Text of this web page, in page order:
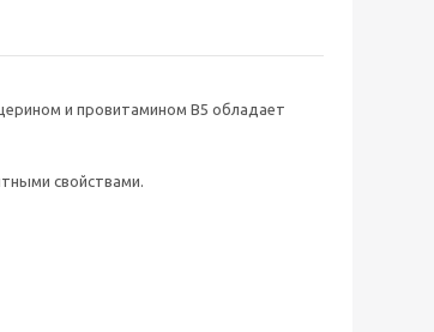
и провитамином B5 обладает
свойствами.